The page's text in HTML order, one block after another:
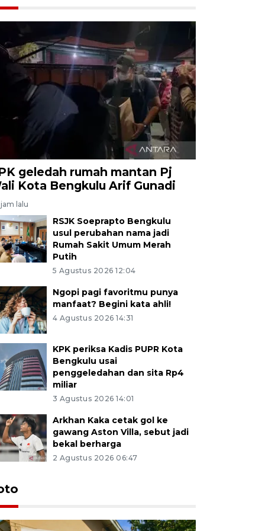
geledah rumah mantan Pj
Kota Bengkulu Arif Gunadi
lalu
RSJK Soeprapto Bengkulu
usul perubahan nama jadi
Rumah Sakit Umum Merah
Putih
5 Agustus 2026 12:04
Ngopi pagi favoritmu punya
manfaat? Begini kata ahli!
4 Agustus 2026 14:31
KPK periksa Kadis PUPR Kota
Bengkulu usai
penggeledahan dan sita Rp4
miliar
3 Agustus 2026 14:01
Arkhan Kaka cetak gol ke
gawang Aston Villa, sebut jadi
bekal berharga
2 Agustus 2026 06:47